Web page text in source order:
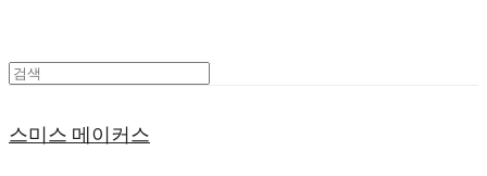
스미스 메이커스